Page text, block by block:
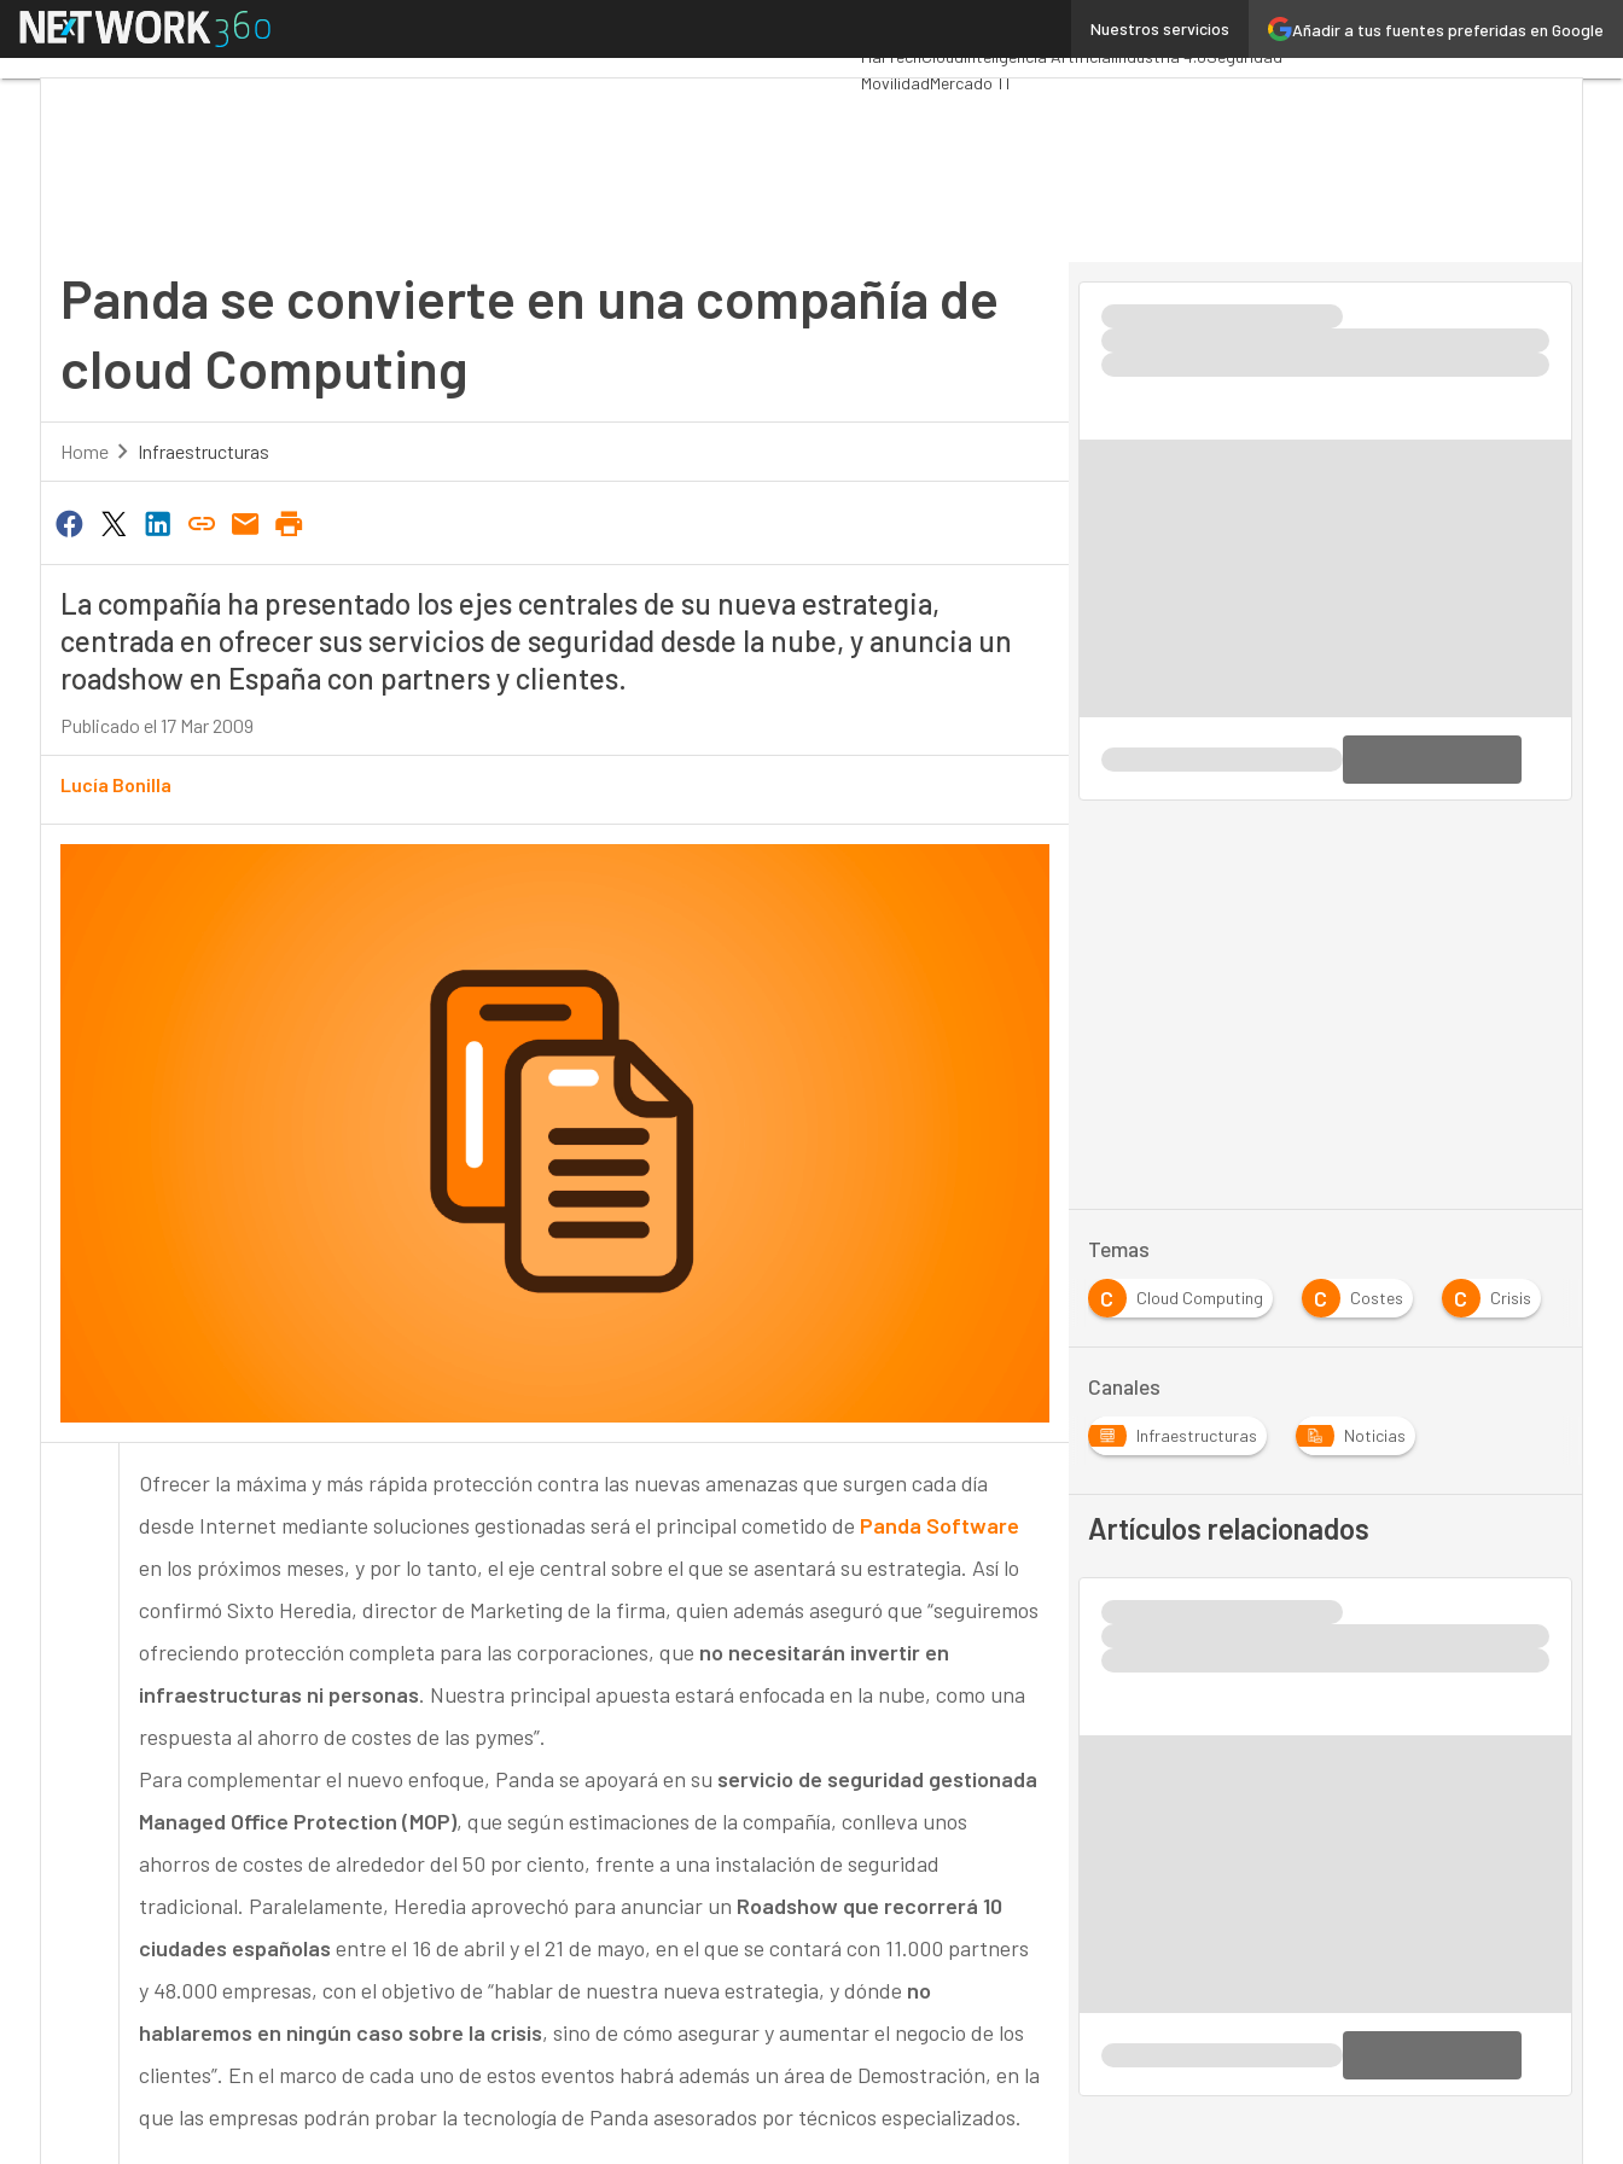
Añadir a tus fuentes preferidas en Google
Nuestros servicios
Menú
Administración Pública
MarTechCloudInteligencia ArtificialIndustria 4.0Seguridad
MovilidadMercado TI
Panda se convierte en una compañía de
cloud Computing
Home Infraestructuras
La compañía ha presentado los ejes centrales de su nueva estrategia,
centrada en ofrecer sus servicios de seguridad desde la nube, y anuncia un
roadshow en España con partners y clientes.
Publicado el 17 Mar 2009
Lucía Bonilla
Ofrecer la máxima y más rápida protección contra las nuevas amenazas que surgen cada día
desde Internet mediante soluciones gestionadas será el principal cometido de Panda Software
en los próximos meses, y por lo tanto, el eje central sobre el que se asentará su estrategia. Así lo
confirmó Sixto Heredia, director de Marketing de la firma, quien además aseguró que “seguiremos
ofreciendo protección completa para las corporaciones, que no necesitarán invertir en
infraestructuras ni personas. Nuestra principal apuesta estará enfocada en la nube, como una
respuesta al ahorro de costes de las pymes”.
Para complementar el nuevo enfoque, Panda se apoyará en su servicio de seguridad gestionada
Managed Office Protection (MOP), que según estimaciones de la compañía, conlleva unos
ahorros de costes de alrededor del 50 por ciento, frente a una instalación de seguridad
tradicional. Paralelamente, Heredia aprovechó para anunciar un Roadshow que recorrerá 10
ciudades españolas entre el 16 de abril y el 21 de mayo, en el que se contará con 11.000 partners
y 48.000 empresas, con el objetivo de “hablar de nuestra nueva estrategia, y dónde no
hablaremos en ningún caso sobre la crisis, sino de cómo asegurar y aumentar el negocio de los
clientes”. En el marco de cada uno de estos eventos habrá además un área de Demostración, en la
que las empresas podrán probar la tecnología de Panda asesorados por técnicos especializados.
Temas
C Cloud Computing C Costes C Crisis
Canales
Infraestructuras Noticias
Artículos relacionados